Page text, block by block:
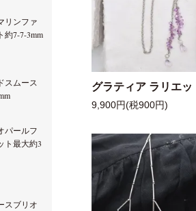
グラティア ラリエッ
9,900円(税900円)
リンファ
約7-7-3mm
スムース
パールフ
ト最大約3
スブリオ